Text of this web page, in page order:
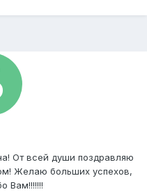
От всей души поздравляю
Желаю больших успехов,
Вам!!!!!!!